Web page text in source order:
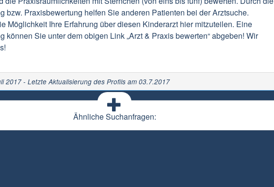
bzw. Praxisbewertung helfen Sie anderen Patienten bei der Arztsuche.
Möglichkeit Ihre Erfahrung über diesen Kinderarzt hier mitzuteilen. Eine
können Sie unter dem obigen Link „Arzt & Praxis bewerten“ abgeben! Wir
2017 - Letzte Aktualisierung des Profils am 03.7.2017
Ähnliche Suchanfragen: